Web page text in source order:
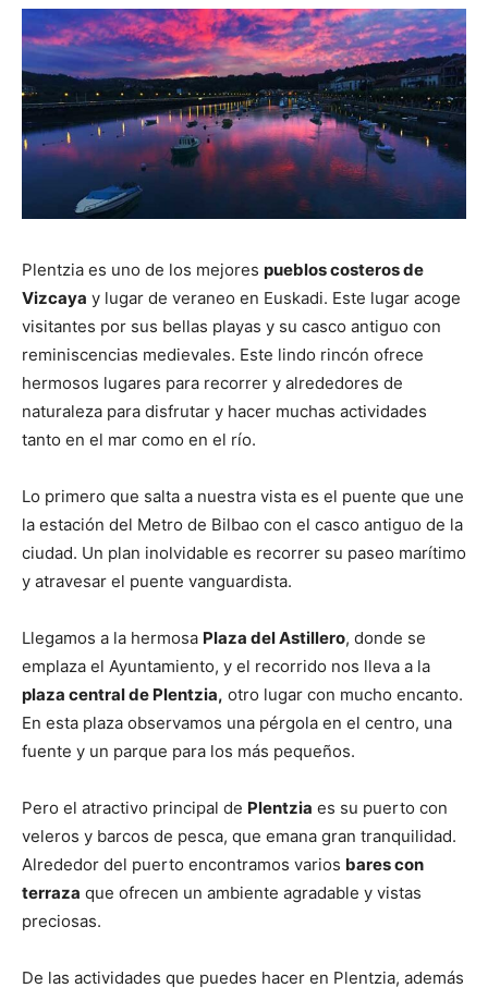
Plentzia es uno de los mejores pueblos costeros de
Vizcaya y lugar de veraneo en Euskadi. Este lugar acoge
visitantes por sus bellas playas y su casco antiguo con
reminiscencias medievales. Este lindo rincón ofrece
hermosos lugares para recorrer y alrededores de
naturaleza para disfrutar y hacer muchas actividades
tanto en el mar como en el río.
Lo primero que salta a nuestra vista es el puente que une
la estación del Metro de Bilbao con el casco antiguo de la
ciudad. Un plan inolvidable es recorrer su paseo marítimo
y atravesar el puente vanguardista.
Llegamos a la hermosa Plaza del Astillero, donde se
emplaza el Ayuntamiento, y el recorrido nos lleva a la
plaza central de Plentzia, otro lugar con mucho encanto.
En esta plaza observamos una pérgola en el centro, una
fuente y un parque para los más pequeños.
Pero el atractivo principal de Plentzia es su puerto con
veleros y barcos de pesca, que emana gran tranquilidad.
Alrededor del puerto encontramos varios bares con
terraza que ofrecen un ambiente agradable y vistas
preciosas.
De las actividades que puedes hacer en Plentzia, además